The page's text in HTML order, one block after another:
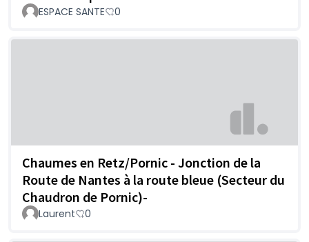
ESPACE SANTE 0
Chaumes en Retz/Pornic - Jonction de la
Route de Nantes à la route bleue (Secteur du
Chaudron de Pornic)-
Laurent 0